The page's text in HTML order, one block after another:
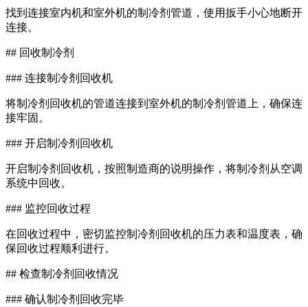
找到连接室内机和室外机的制冷剂管道，使用扳手小心地断开
连接。
## 回收制冷剂
### 连接制冷剂回收机
将制冷剂回收机的管道连接到室外机的制冷剂管道上，确保连
接牢固。
### 开启制冷剂回收机
开启制冷剂回收机，按照制造商的说明操作，将制冷剂从空调
系统中回收。
### 监控回收过程
在回收过程中，密切监控制冷剂回收机的压力表和温度表，确
保回收过程顺利进行。
## 检查制冷剂回收情况
### 确认制冷剂回收完毕